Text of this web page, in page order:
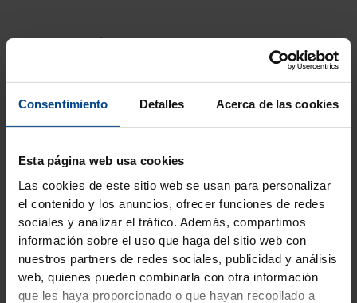
Consentimiento Detalles Acerca de las cookies
Esta página web usa cookies
Las cookies de este sitio web se usan para personalizar
el contenido y los anuncios, ofrecer funciones de redes
sociales y analizar el tráfico. Además, compartimos
información sobre el uso que haga del sitio web con
nuestros partners de redes sociales, publicidad y análisis
web, quienes pueden combinarla con otra información
que les haya proporcionado o que hayan recopilado a
Preparación
PREPARACIÓN: Lavar y hervir el trigo sarraceno en agua
ligeramente salada durante unos 25 minutos, teniendo
cuidado de no cocerlo demasiado. Mientras tanto, lavar y
calentarla bien y tostar las pipas de girasol durante unos
anacardos, las pipas de girasol, las pasas sultanas y el trigo
sarraceno templado. Aliñar con una emulsión de aceite, zumo
de naranja, sal y pimienta. Pele y corte en rodajas los kiwis
rojos Jingold y añádalos a la ensalada junto con jengibre
fresco. Por último, adorne con flores o pétalos comestibles.